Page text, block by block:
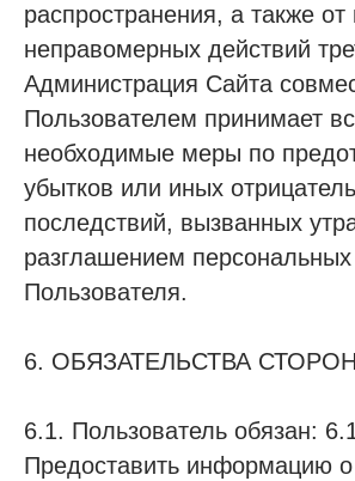
распространения, а также от
неправомерных действий
Администрация Сайта
Пользователем принимает
необходимые меры по
убытков или иных
последствий, вызванных
разглашением
Пользователя.
6. ОБЯЗАТЕЛЬСТВА СТОРОН
6.1. Пользователь обязан:
Предоставить информацию о